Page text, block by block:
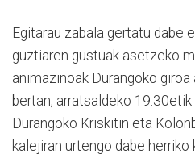
Egitarau zabala gertatu dabe
guztiaren gustuak asetzeko
animazinoak Durangoko giroa
bertan, arratsaldeko 19:30etik
Durangoko Kriskitin eta
kalejiran urtengo dabe herriko